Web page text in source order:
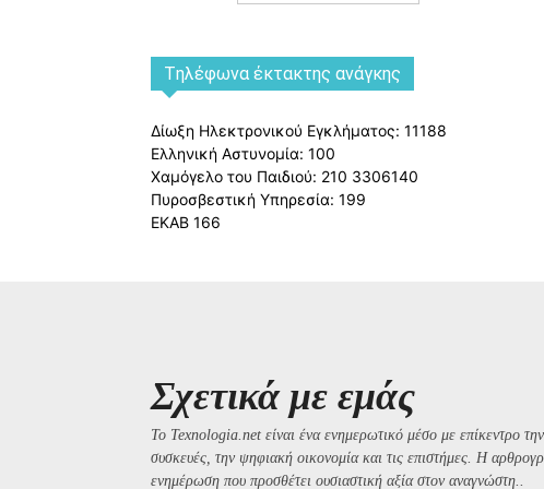
Tηλέφωνα έκτακτης ανάγκης
Δίωξη Ηλεκτρονικού Εγκλήματος: 11188
Ελληνική Αστυνομία: 100
Χαμόγελο του Παιδιού: 210 3306140
Πυροσβεστική Υπηρεσία: 199
ΕΚΑΒ 166
Σχετικά με εμάς
Το Texnologia.net είναι ένα ενημερωτικό μέσο με επίκεντρο την
συσκευές, την ψηφιακή οικονομία και τις επιστήμες. Η
ενημέρωση που προσθέτει ουσιαστική αξία στον αναγνώστη..